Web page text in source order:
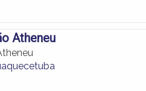
Atheneu